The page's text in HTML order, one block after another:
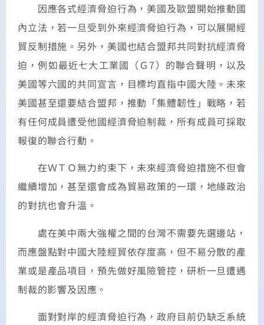
因應各式經濟脅迫行為，美國及歐盟開始推動國
內立法，若一旦受到外來經濟脅迫行為，可以展開經
貿反制措施。另外，美國也結合盟邦共同對抗經濟脅
迫，例如最近七大工業國（Ｇ7）的聯合聲明，以及
美國等六國的共同宣言，目標均直指中國大陸。未來
美國甚至還要結合盟邦，推動「集體韌性」戰略，若
有任何成員遭受他國經濟脅迫制裁，所有成員可採取
報復的聯合行動。
在ＷＴＯ無力約束下，未來經濟脅迫措施不但會
繼續增加，甚至還會成為貿易政策的一環，地緣政治
的對抗也會升溫。
處在美中兩大強權之間的台灣不需要先選邊站，
而應盤點對中國大陸經貿依存度高，但不易分散的產
業或是產品項目，預先做好風險管控，研析一旦遭遇
制裁的影響及因應。
面對對岸的經濟脅迫行為，政府目前仍缺乏系統